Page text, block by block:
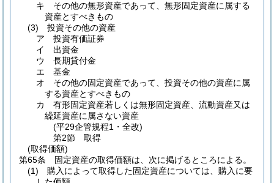
キ
その他の無形資産であって、無形固定資産に属する
資産とすべきもの
(3)
投資その他の資産
ア
投資有価証券
イ
出資金
ウ
長期貸付金
エ
基金
オ
その他の固定資産であって、投資その他の資産に属
する資産とすべきもの
カ
有形固定資産若しくは無形固定資産、流動資産又は
繰延資産に属さない資産
(平29企管規程1・全改)
第2節
取得
(取得価額)
第65条
固定資産の取得価額は、次に掲げるところによる。
(1)
購入によって取得した固定資産については、購入に要